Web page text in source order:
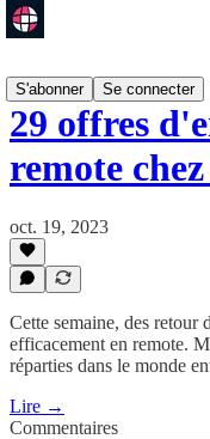
S'abonner
Se connecter
29 offres
remote
oct. 19, 2023
Cette semaine, des retour
efficacement en remote.
réparties dans le monde
Lire →
Commentaires